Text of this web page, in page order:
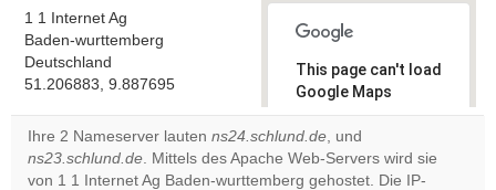
1 1 Internet Ag
Baden-wurttemberg
Deutschland
51.206883, 9.887695
This page can't load
Google Maps
correctly.
Do you
own this
OK
Ihre 2 Nameserver lauten ns24.schlund.de, und
ns23.schlund.de. Mittels des Apache Web-Servers wird sie
von 1 1 Internet Ag Baden-wurttemberg gehostet. Die IP-